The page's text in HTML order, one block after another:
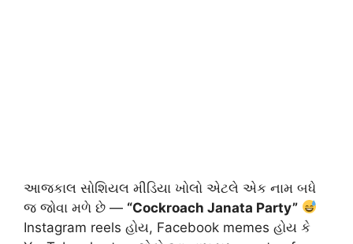
આજકાલ સોશિયલ મીડિયા ખોલો એટલે એક નામ બધે
જ જોવા મળે છે — “Cockroach Janata Party”
Instagram reels હોય, Facebook memes હોય કે